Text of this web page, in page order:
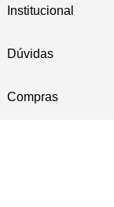
Institucional
Dúvidas
Compras